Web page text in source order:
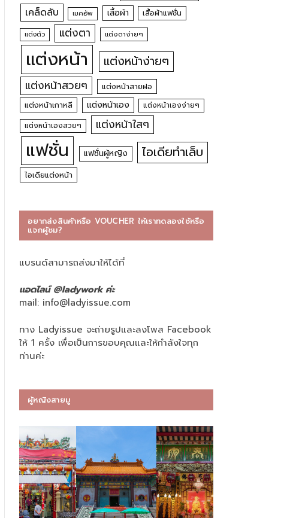
เคล็ดลับ เมคอัพ เสื้อผ้า เสื้อผ้าแฟชั่น
แต่งตัว แต่งตา แต่งตาง่ายๆ
แต่งหน้า แต่งหน้าง่ายๆ
แต่งหน้าสวยๆ
แต่งหน้าสายฝอ
แต่งหน้าเกาหลี
แต่งหน้าเอง
แต่งหน้าเองง่ายๆ
แต่งหน้าเองสวยๆ
แต่งหน้าใสๆ
แฟชั่น แฟชั่นผู้หญิง ไอเดียทำเล็บ
ไอเดียแต่งหน้า
อยากส่งสินค้าหรือ VOUCHER ให้เราทดลองใช้หรือ
แจกผู้ชม?
แบรนด์สามารถส่งมาให้ได้ที่
แอดไลน์ @ladywork ค่ะ
mail: info@ladyissue.com
ทาง Ladyissue จะถ่ายรูปและลงโพส Facebook
ให้ 1 ครั้ง เพื่อเป็นการขอบคุณและให้กำลังใจทุก
ท่านค่ะ
ผู้หญิงสายมู